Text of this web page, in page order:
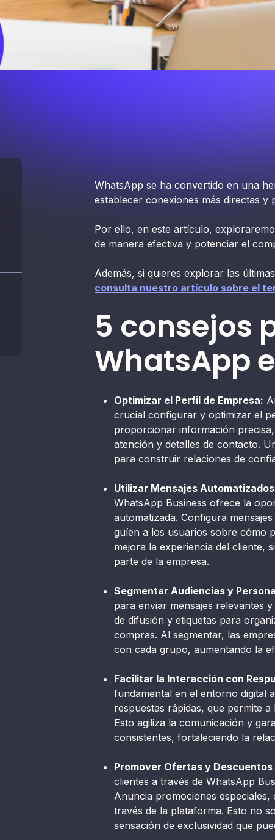
WhatsApp se ha convertido en una
establecer conexiones más directas y
Por ello, en este artículo,
de manera efectiva y potenciar el
Además, si quieres explorar las
consulta nuestro artículo sobre el
5 consejos
WhatsApp
Optimizar el Perfil de Empresa:
crucial configurar y optimizar el
proporcionar información
atención y detalles de contacto.
para construir relaciones de
Utilizar Mensajes
WhatsApp Business ofrece la
automatizada. Configura
guíen a los usuarios sobre cómo
mejora la experiencia del cliente,
parte de la empresa.
Segmentar Audiencias y
para enviar mensajes relevantes
de difusión y etiquetas para
compras. Al segmentar, las
con cada grupo, aumentando la
Facilitar la Interacción con
fundamental en el entorno digital
respuestas rápidas, que permite
Esto agiliza la comunicación y
consistentes, fortaleciendo la
Promover Ofertas y Descuentos
clientes a través de WhatsApp
Anuncia promociones
través de la plataforma. Esto no
sensación de exclusividad que